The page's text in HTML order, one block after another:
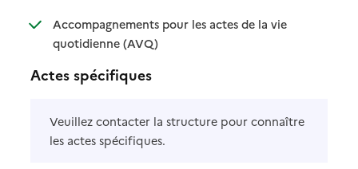
Accompagnements pour les actes de la vie
quotidienne (AVQ): disponible
: non disponible
Actes spécifiques
Veuillez contacter la structure pour connaître
les actes spécifiques.